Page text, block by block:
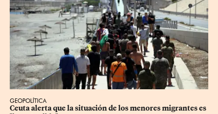
GEOPOLÍTICA
Ceuta alerta que la situación de los menores migrantes es